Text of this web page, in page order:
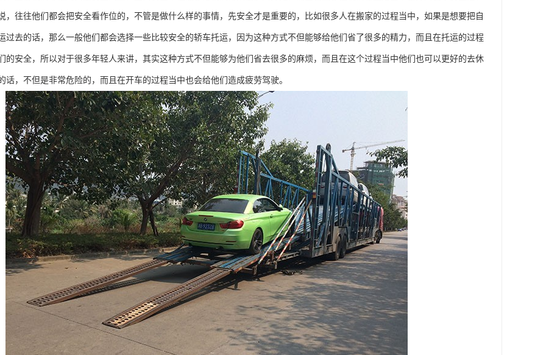
，往往他们都会把安全看作位的，不管是做什么样的事情，先安全才是重要的，比如很多人在搬家的过程当中，如果是想要把自
过去的话，那么一般他们都会选择一些比较安全的轿车托运，因为这种方式不但能够给他们省了很多的精力，而且在托运的过程
的安全，所以对于很多年轻人来讲，其实这种方式不但能够为他们省去很多的麻烦，而且在这个过程当中他们也可以更好的去休
话，不但是非常危险的，而且在开车的过程当中也会给他们造成疲劳驾驶。